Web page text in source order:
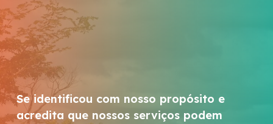
Se identificou com nosso propósito e
acredita que nossos serviços podem